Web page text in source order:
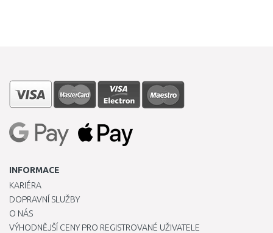
INFORMACE
KARIÉRA
DOPRAVNÍ SLUŽBY
O NÁS
VÝHODNĚJŠÍ CENY PRO REGISTROVANÉ UŽIVATELE